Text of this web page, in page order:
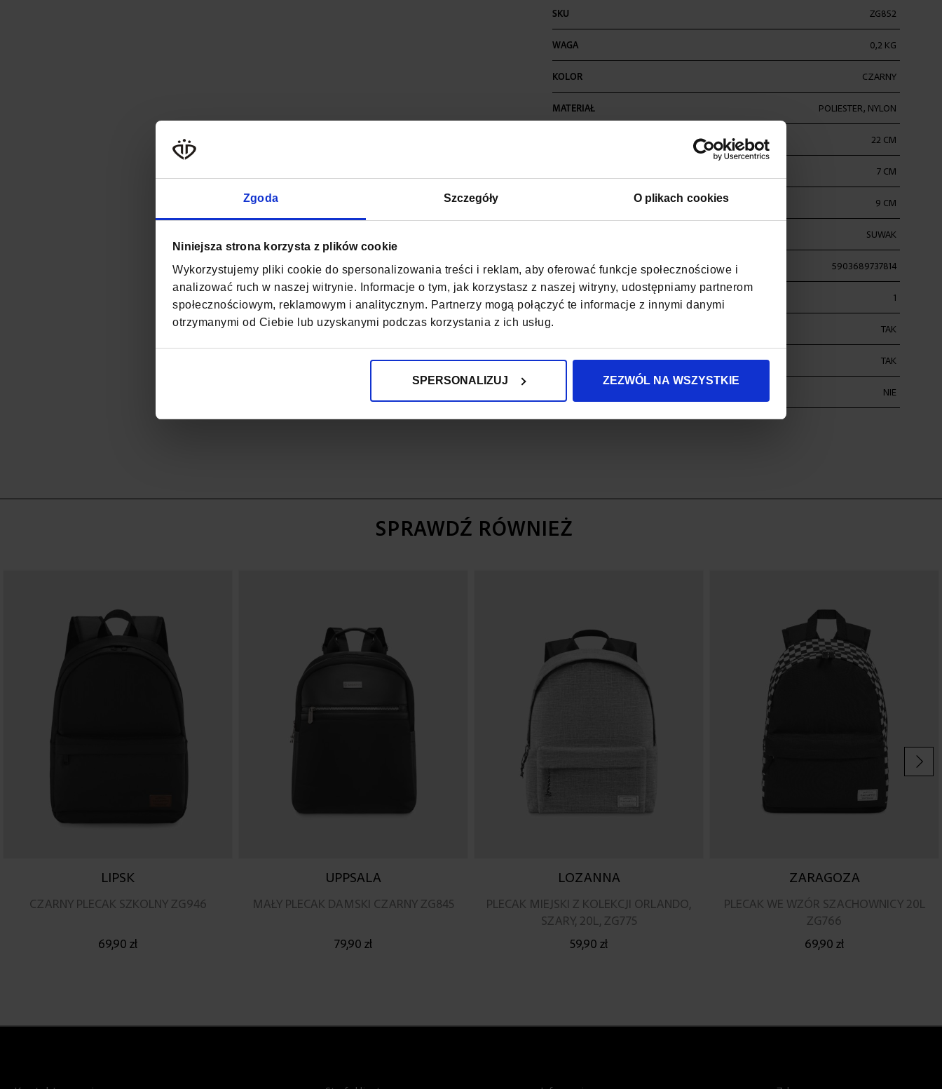
Zgoda Szczegóły O plikach cookies
Niniejsza strona korzysta z plików cookie
Wykorzystujemy pliki cookie do spersonalizowania treści i reklam, aby oferować funkcje społecznościowe i
analizować ruch w naszej witrynie. Informacje o tym, jak korzystasz z naszej witryny, udostępniamy partnerom
społecznościowym, reklamowym i analitycznym. Partnerzy mogą połączyć te informacje z innymi danymi
otrzymanymi od Ciebie lub uzyskanymi podczas korzystania z ich usług.
SPERSONALIZUJ ZEZWÓL NA WSZYSTKIE
informacji
SKU ZG852
WAGA 0,2 KG
KOLOR CZARNY
MATERIAŁ POLIESTER, NYLON
22 CM
7 CM
9 CM
SUWAK
KOD EAN 5903689737814
ILOŚĆ KOMÓR 1
ORGANIZER NA DŁUGOPISY TAK
PODSZEWKA TAK
NIE
SPRAWDŹ RÓWNIEŻ
LIPSK
CZARNY PLECAK SZKOLNY ZG946
69,90 zł
UPPSALA
MAŁY PLECAK DAMSKI CZARNY ZG845
79,90 zł
LOZANNA
PLECAK MIEJSKI Z KOLEKCJI ORLANDO,
SZARY, 20L, ZG775
59,90 zł
ZARAGOZA
PLECAK WE WZÓR SZACHOWNICY 20L
ZG766
69,90 zł